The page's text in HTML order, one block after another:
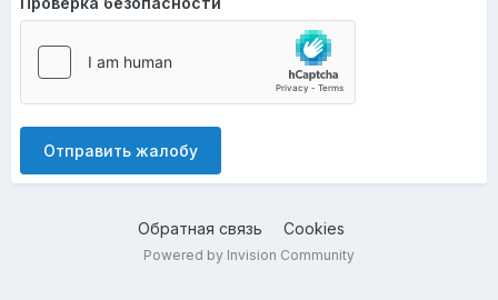
Отправить жалобу
Обратная связь Cookies
Powered by Invision Community